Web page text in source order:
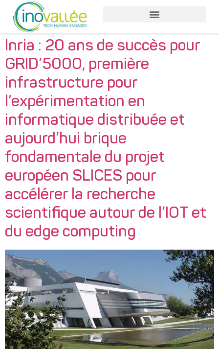
Inria : 20 ans de succès pour
GRID’5000, première
infrastructure pour
l’expérimentation en
informatique distribuée et
aujourd’hui brique
fondamentale du projet
européen SLICES pour
accélérer la recherche
scientifique autour de l’IOT et
du edge computing